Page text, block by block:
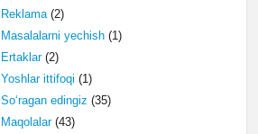
Reklama(2)
Masalalarni yechish(1)
Ertaklar(2)
Yoshlar ittifoqi (1)
So‘ragan edingiz (35)
Maqolalar(43)